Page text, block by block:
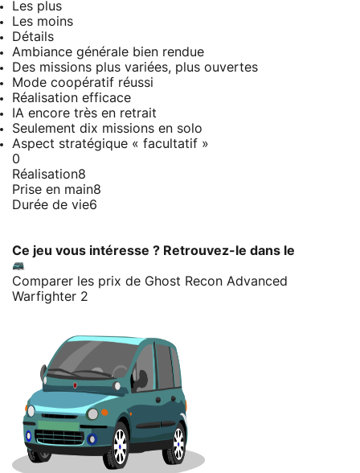
Les plus
Les moins
Détails
Ambiance générale bien rendue
Des missions plus variées, plus ouvertes
Mode coopératif réussi
Réalisation efficace
IA encore très en retrait
Seulement dix missions en solo
Aspect stratégique « facultatif »
0
Réalisation8
Prise en main8
Durée de vie6
Ce jeu vous intéresse ? Retrouvez-le dans le
Comparer les prix de Ghost Recon Advanced
Warfighter 2